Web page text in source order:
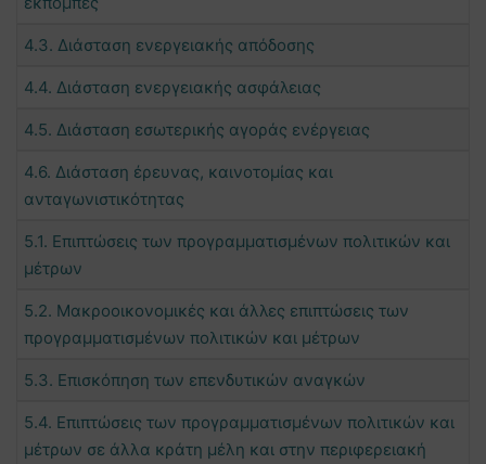
4.3. Διάσταση ενεργειακής απόδοσης
4.4. Διάσταση ενεργειακής ασφάλειας
4.5. Διάσταση εσωτερικής αγοράς ενέργειας
4.6. Διάσταση έρευνας, καινοτομίας και
ανταγωνιστικότητας
5.1. Επιπτώσεις των προγραμματισμένων πολιτικών και
μέτρων
5.2. Μακροοικονομικές και άλλες επιπτώσεις των
προγραμματισμένων πολιτικών και μέτρων
5.3. Επισκόπηση των επενδυτικών αναγκών
5.4. Επιπτώσεις των προγραμματισμένων πολιτικών και
μέτρων σε άλλα κράτη μέλη και στην περιφερειακή